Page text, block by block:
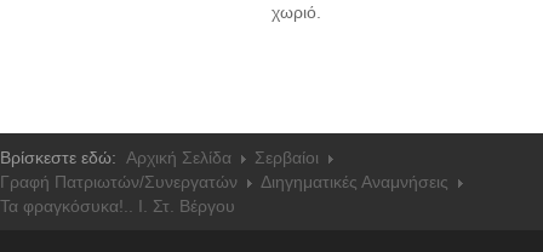
χωριό.
Βρίσκεστε εδώ: Αρχική Σελίδα
Σερβαίοι
Γραφή Πατριωτών/Συνεργατών
Διηγηματικές Αναμνήσεις
Τα φραγκόσυκα!.. Ι. Στ. Βέργου